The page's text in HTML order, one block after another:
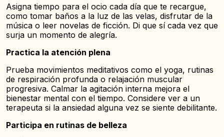
Asigna tiempo para el ocio cada día que te recargue,
como tomar baños a la luz de las velas, disfrutar de la
música o leer novelas de ficción. Di que sí cada vez que
surja un momento de alegría.
Practica la atención plena
Prueba movimientos meditativos como el yoga, rutinas
de respiración profunda o relajación muscular
progresiva. Calmar la agitación interna mejora el
bienestar mental con el tiempo. Considere ver a un
terapeuta si la ansiedad alguna vez se siente debilitante.
Participa en rutinas de belleza